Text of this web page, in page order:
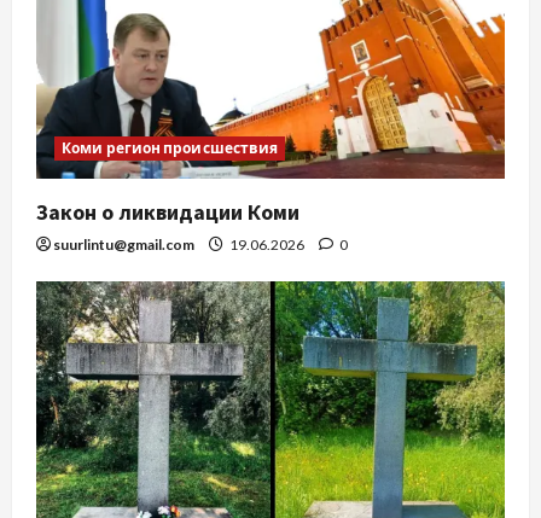
Коми регион происшествия
Закон о ликвидации Коми
suurlintu@gmail.com 19.06.2026 0